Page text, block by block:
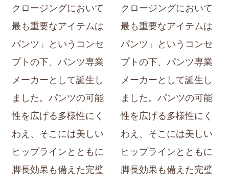
クロージングにおいて
最も重要なアイテムは
パンツ」というコンセ
プトの下、パンツ専業
メーカーとして誕生し
ました。パンツの可能
性を広げる多様性にく
わえ、そこには美しい
ヒップラインとともに
脚長効果も備えた完璧
クロージングにおいて
最も重要なアイテムは
パンツ」というコンセ
プトの下、パンツ専業
メーカーとして誕生し
ました。パンツの可能
性を広げる多様性にく
わえ、そこには美しい
ヒップラインとともに
脚長効果も備えた完璧